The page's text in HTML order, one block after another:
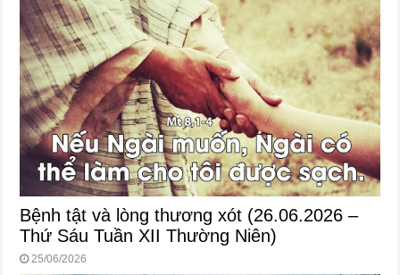
Bệnh tật và lòng thương xót (26.06.2026 –
Thứ Sáu Tuần XII Thường Niên)
25/06/2026